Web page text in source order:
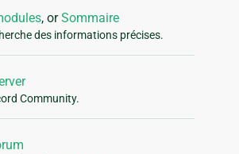
, orSommaire
des informations précises.
Community.